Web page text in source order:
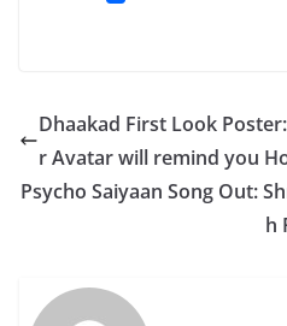
Dhaakad First Look
r Avatar will remind you
Psycho Saiyaan Song Out:
h